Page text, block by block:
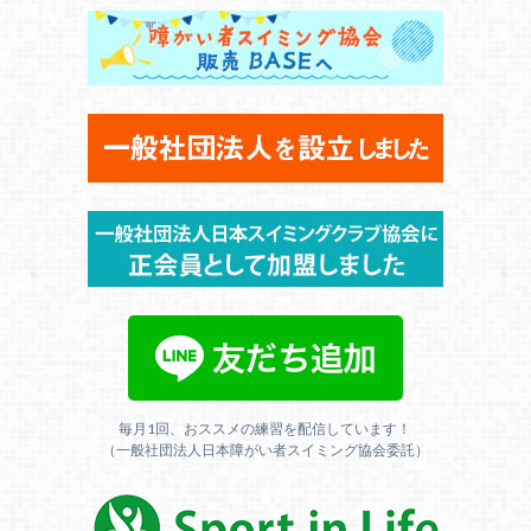
毎月1回、おススメの練習を配信しています！
（一般社団法人日本障がい者スイミング協会委託）